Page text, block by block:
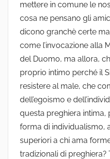
mettere in comune le
cosa ne pensano gli
dicono granchè certe
come l’invocazione alla
del Duomo, ma allora,
proprio intimo perché il
resistere al male, che
dell’egoismo e
questa preghiera intima,
forma di individualismo,
superiori a chi ama
tradizionali di